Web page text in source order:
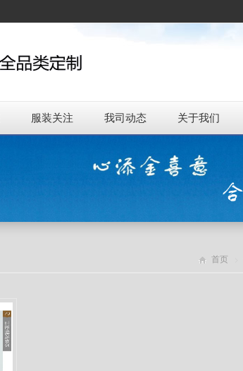
服装关注 我司动态 关于我们
首页